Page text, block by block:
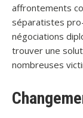
affrontements
séparatistes
négociations
trouver une
nombreuses